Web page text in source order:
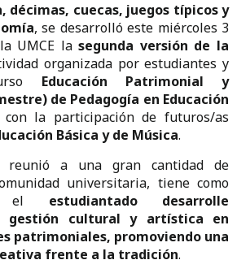
décimas, cuecas, juegos típicos y
, se desarrolló este miércoles 3
UMCE lasegunda versión de la
organizada por estudiantes y
Educación Patrimonial y
de Pedagogía en Educación
la participación de futuros/as
Básica y de Música.
reunió a una gran cantidad de
universitaria, tiene como
el estudiantado desarrolle
gestión cultural y artística en
patrimoniales, promoviendo una
frente a la tradición.